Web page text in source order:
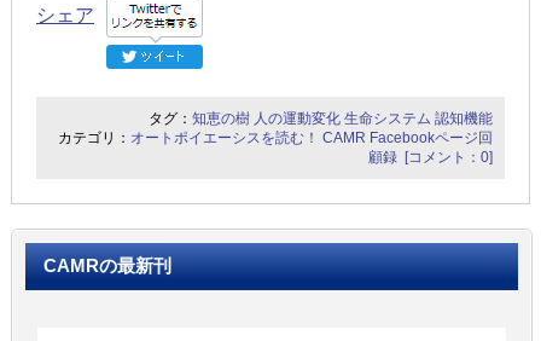
シェア
タグ：知恵の樹 人の運動変化 生命システム 認知機能
カテゴリ： オートポイエーシスを読む！ CAMR Facebookページ回
顧録 [コメント：0]
CAMRの最新刊